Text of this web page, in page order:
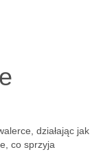
działając jak
co sprzyja